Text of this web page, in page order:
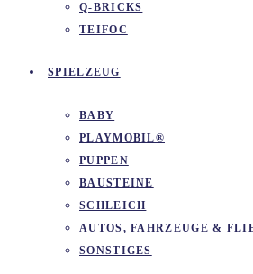
Q-BRICKS
TEIFOC
SPIELZEUG
BABY
PLAYMOBIL®
PUPPEN
BAUSTEINE
SCHLEICH
AUTOS, FAHRZEUGE &
SONSTIGES